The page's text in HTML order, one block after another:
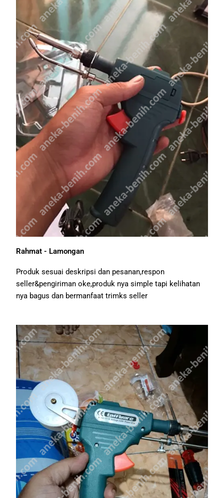
Rahmat - Lamongan
Produk sesuai deskripsi dan pesanan,respon
seller&pengiriman oke,produk nya simple tapi kelihatan
nya bagus dan bermanfaat trimks seller